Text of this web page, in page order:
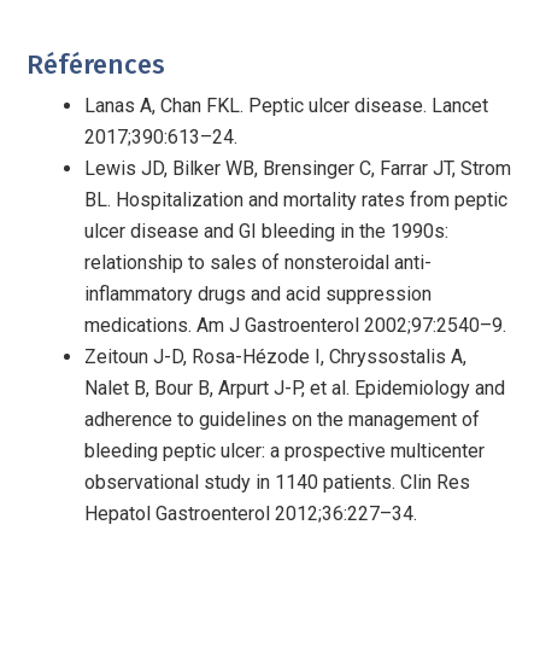
Références
Lanas A, Chan FKL. Peptic ulcer disease. Lancet
2017;390:613–24.
Lewis JD, Bilker WB, Brensinger C, Farrar JT, Strom
BL. Hospitalization and mortality rates from peptic
ulcer disease and GI bleeding in the 1990s:
relationship to sales of nonsteroidal anti-
inflammatory drugs and acid suppression
medications. Am J Gastroenterol 2002;97:2540–9.
Zeitoun J-D, Rosa-Hézode I, Chryssostalis A,
Nalet B, Bour B, Arpurt J-P, et al. Epidemiology and
adherence to guidelines on the management of
bleeding peptic ulcer: a prospective multicenter
observational study in 1140 patients. Clin Res
Hepatol Gastroenterol 2012;36:227–34.